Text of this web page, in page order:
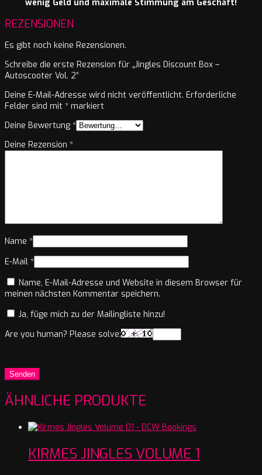
wenig Geld und maximale Stimmung am Geschäft!
REZENSIONEN
Es gibt noch keine Rezensionen.
Schreibe die erste Rezension für „Jingles Discount Box –
Autoscooter Vol. 2“
Deine E-Mail-Adresse wird nicht veröffentlicht. Erforderliche
Felder sind mit * markiert
Deine Bewertung *
Deine Rezension *
Name *
E-Mail *
Name, E-Mail-Adresse und Website in diesem Browser für
meinen nächsten Kommentar speichern.
Ja, füge mich zu der Mailingliste hinzu!
Are you human? Please solve:
ÄHNLICHE PRODUKTE
KIRMES JINGLES VOLUME 1